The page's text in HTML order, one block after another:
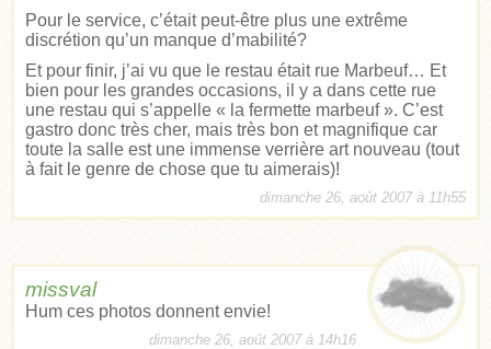
Pour le service, c’était peut-être plus une extrême
discrétion qu’un manque d’mabilité?
Et pour finir, j’ai vu que le restau était rue Marbeuf… Et
bien pour les grandes occasions, il y a dans cette rue
une restau qui s’appelle « la fermette marbeuf ». C’est
gastro donc très cher, mais très bon et magnifique car
toute la salle est une immense verrière art nouveau (tout
à fait le genre de chose que tu aimerais)!
dimanche 26, août 2007 à 11h55
missval
Hum ces photos donnent envie!
dimanche 26, août 2007 à 14h16